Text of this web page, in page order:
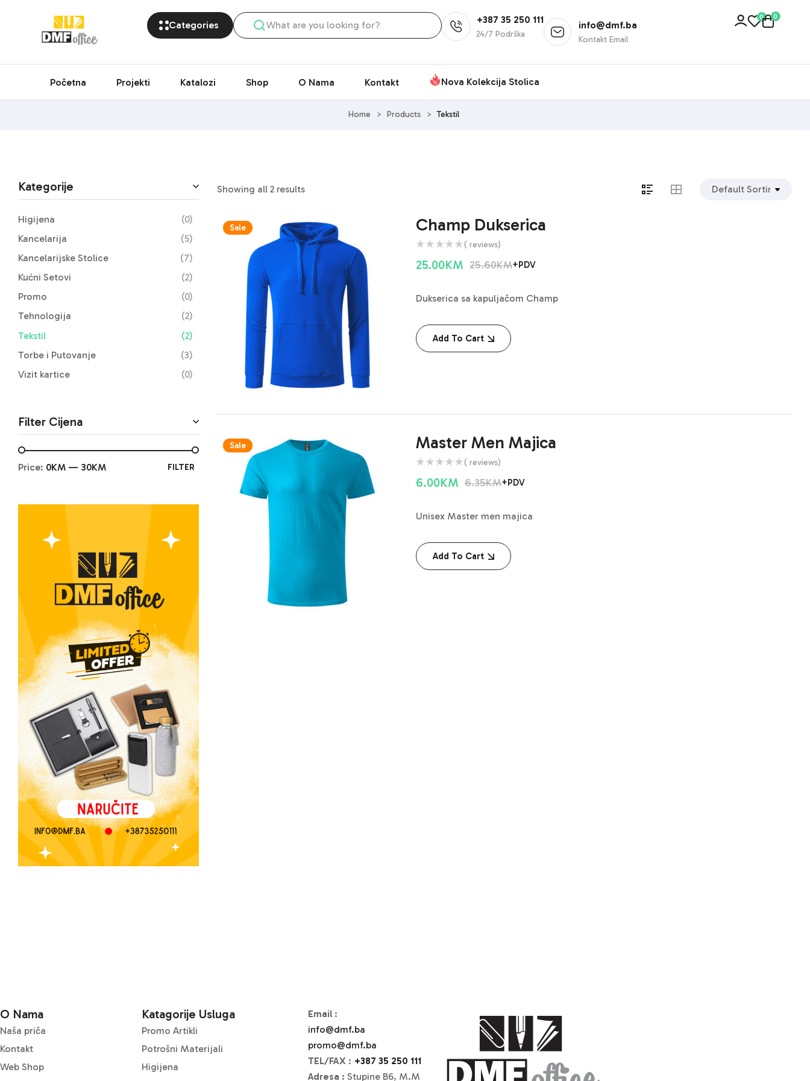
Categories +387 35 250 111
24/7 Podrška
info@dmf.ba
Kontakt Email
0 0
Početna Projekti Katalozi Shop O Nama Kontakt Nova Kolekcija Stolica
Home > Products > Tekstil
Showing all 2 results
Sale Champ Dukserica
( reviews)
25.60KM
25.00KM +PDV
Dukserica sa kapuljačom Champ
Add To Cart
Sale Master Men Majica
( reviews)
6.35KM
6.00KM +PDV
Unisex Master men majica
Add To Cart
Kategorije
Higijena
(0)
Kancelarija
(5)
Kancelarijske Stolice
(7)
Kućni Setovi
(2)
Promo
(0)
Tehnologija
(2)
Tekstil
(2)
Torbe i Putovanje
(3)
Vizit kartice
(0)
Filter Cijena
FILTER
Price: 0KM — 30KM
O Nama
Naša priča
Kontakt
Web Shop
Katagorije Usluga
Promo Artikli
Potrošni Materijali
Higijena
Email:
info@dmf.ba
promo@dmf.ba
TEL/FAX : +387 35 250 111
Adresa : Stupine B6, M.M